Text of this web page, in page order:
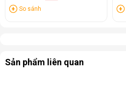
So sánh
Sản phẩm liên quan